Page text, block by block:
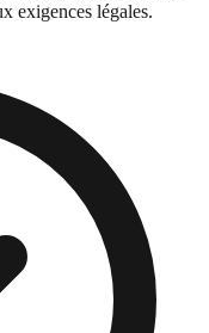
exigences légales.